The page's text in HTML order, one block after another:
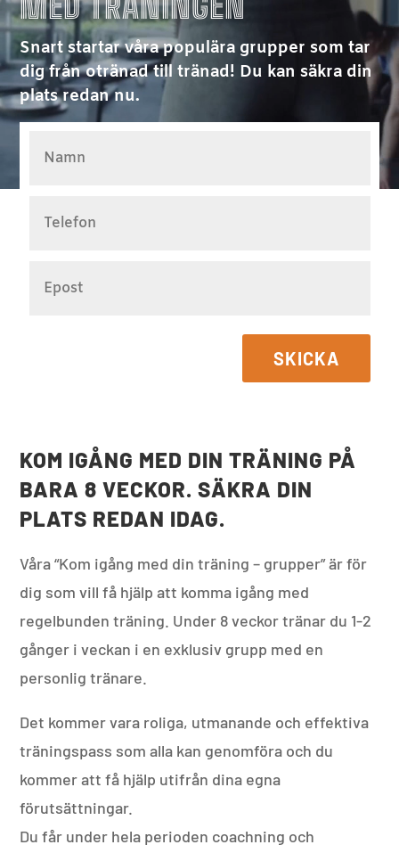
Snart startar våra populära grupper som tar
dig från otränad till tränad! Du kan säkra din
plats redan nu.
SKICKA
KOM IGÅNG MED DIN TRÄNING PÅ
BARA 8 VECKOR. SÄKRA DIN
PLATS REDAN IDAG.
Våra “Kom igång med din träning – grupper” är för
dig som vill få hjälp att komma igång med
regelbunden träning. Under 8 veckor tränar du 1-2
gånger i veckan i en exklusiv grupp med en
personlig tränare.
Det kommer vara roliga, utmanande och effektiva
träningspass som alla kan genomföra och du
kommer att få hjälp utifrån dina egna
förutsättningar.
Du får under hela perioden coachning och